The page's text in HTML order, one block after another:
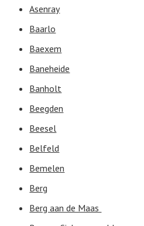
Asenray
Baarlo
Baexem
Baneheide
Banholt
Beegden
Beesel
Belfeld
Bemelen
Berg
Berg aan de Maas